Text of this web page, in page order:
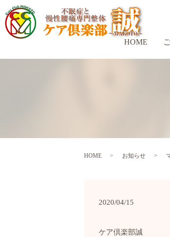
HOME
HOME お知らせ
2020/04/15
ケア倶楽部誠